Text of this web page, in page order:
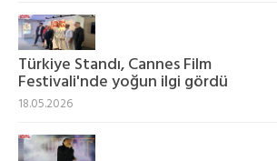
Türkiye Standı, Cannes Film
Festivali'nde yoğun ilgi gördü
18.05.2026